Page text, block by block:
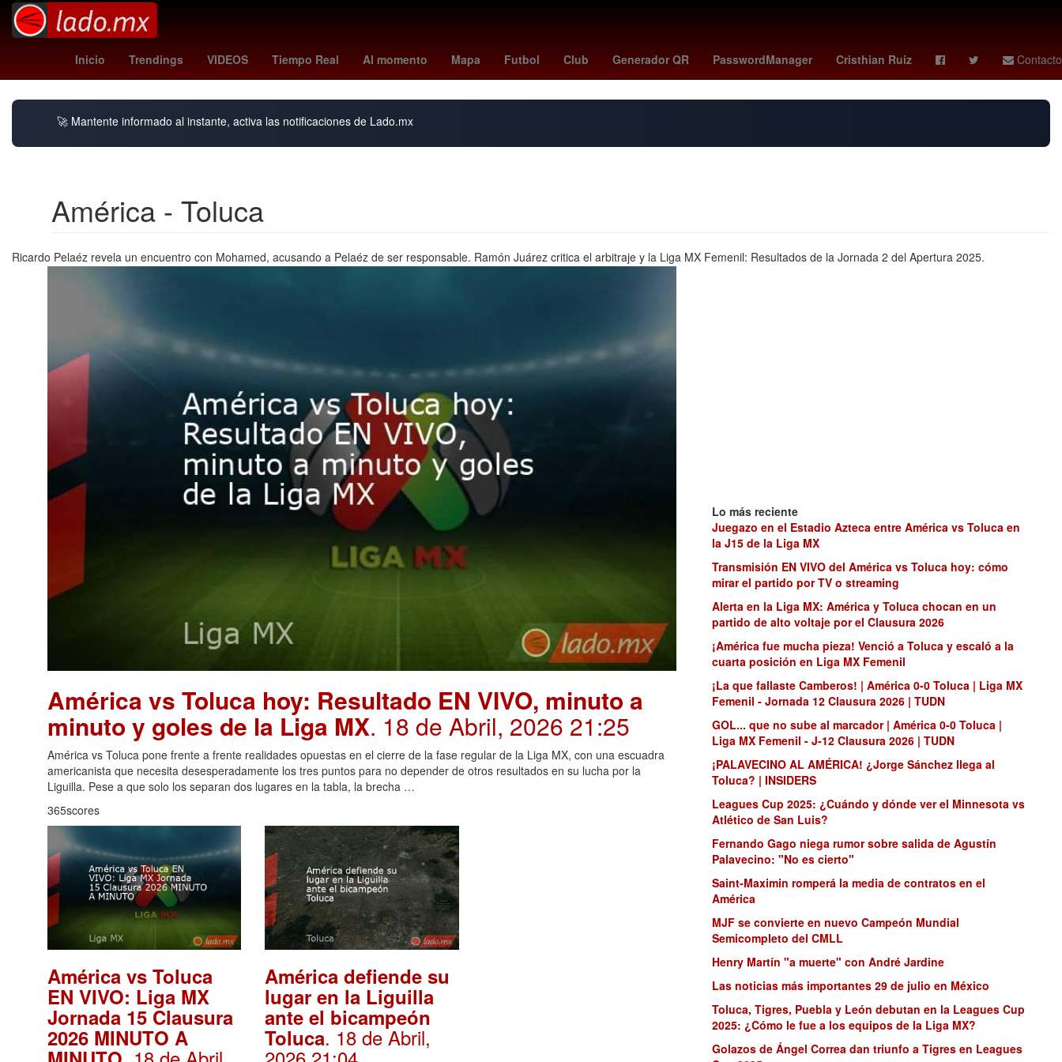
Inicio Trendings VIDEOS Tiempo Real Al momento Mapa Futbol Club Generador QR PasswordManager Cristhian Ruiz Contacto
Henipavirus Estética peppa pig rockets swag 2 Pago HBO Empresa florian monzon cavaliers - rockets
🚀 Mantente informado al instante, activa las notificaciones de Lado.mx
América - Toluca
Ricardo Pelaéz revela un encuentro con Mohamed, acusando a Pelaéz de ser responsable. Ramón Juárez critica el arbitraje y la Liga MX Femenil: Resultados de la Jornada 2 del Apertura 2025.
América vs Toluca hoy: Resultado EN VIVO, minuto a
minuto y goles de la Liga MX. 18 de Abril, 2026 21:25
América vs Toluca pone frente a frente realidades opuestas en el cierre de la fase regular de la Liga MX, con una escuadra
americanista que necesita desesperadamente los tres puntos para no depender de otros resultados en su lucha por la
Liguilla. Pese a que solo los separan dos lugares en la tabla, la brecha …
365scores
América vs Toluca
EN VIVO: Liga MX
Jornada 15 Clausura
2026 MINUTO A
América defiende su
lugar en la Liguilla
ante el bicampeón
Toluca. 18 de Abril,
Lo más reciente
Juegazo en el Estadio Azteca entre América vs Toluca en
la J15 de la Liga MX
Transmisión EN VIVO del América vs Toluca hoy: cómo
mirar el partido por TV o streaming
Alerta en la Liga MX: América y Toluca chocan en un
partido de alto voltaje por el Clausura 2026
¡América fue mucha pieza! Venció a Toluca y escaló a la
cuarta posición en Liga MX Femenil
¡La que fallaste Camberos! | América 0-0 Toluca | Liga MX
Femenil - Jornada 12 Clausura 2026 | TUDN
GOL... que no sube al marcador | América 0-0 Toluca |
Liga MX Femenil - J-12 Clausura 2026 | TUDN
¡PALAVECINO AL AMÉRICA! ¿Jorge Sánchez llega al
Toluca? | INSIDERS
Leagues Cup 2025: ¿Cuándo y dónde ver el Minnesota vs
Atlético de San Luis?
Fernando Gago niega rumor sobre salida de Agustín
Palavecino: "No es cierto"
Saint-Maximin romperá la media de contratos en el
América
MJF se convierte en nuevo Campeón Mundial
Semicompleto del CMLL
Henry Martín "a muerte" con André Jardine
Las noticias más importantes 29 de julio en México
Toluca, Tigres, Puebla y León debutan en la Leagues Cup
2025: ¿Cómo le fue a los equipos de la Liga MX?
Golazos de Ángel Correa dan triunfo a Tigres en Leagues